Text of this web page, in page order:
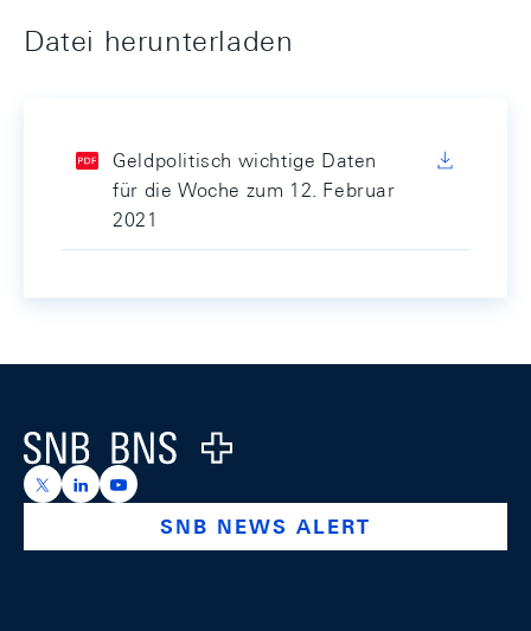
Datei herunterladen
Geldpolitisch wichtige Daten
für die Woche zum 12. Februar
2021
Logo
https://x.com/snb_bns
https://ch.linkedin.com/company/swiss-national-
https://www.youtube.com/@swissnationalbank
SNB NEWS ALERT